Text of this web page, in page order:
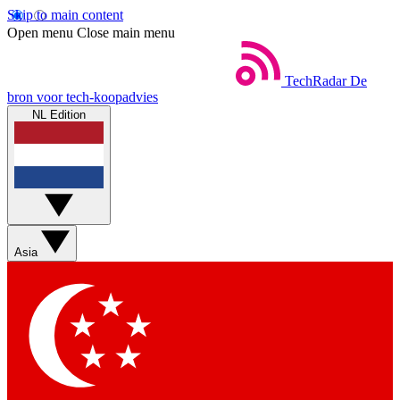
Skip to main content
Open menu Close main menu
TechRadar De
bron voor tech-koopadvies
NL Edition
Asia